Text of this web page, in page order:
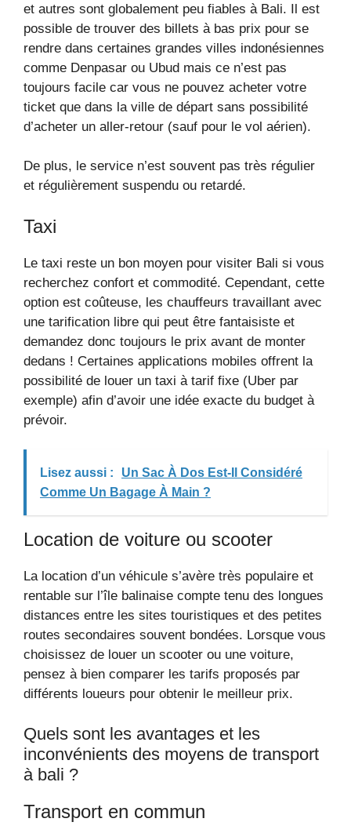
et autres sont globalement peu fiables à Bali. Il est
possible de trouver des billets à bas prix pour se
rendre dans certaines grandes villes indonésiennes
comme Denpasar ou Ubud mais ce n’est pas
toujours facile car vous ne pouvez acheter votre
ticket que dans la ville de départ sans possibilité
d’acheter un aller-retour (sauf pour le vol aérien).
De plus, le service n’est souvent pas très régulier
et régulièrement suspendu ou retardé.
Taxi
Le taxi reste un bon moyen pour visiter Bali si vous
recherchez confort et commodité. Cependant, cette
option est coûteuse, les chauffeurs travaillant avec
une tarification libre qui peut être fantaisiste et
demandez donc toujours le prix avant de monter
dedans ! Certaines applications mobiles offrent la
possibilité de louer un taxi à tarif fixe (Uber par
exemple) afin d’avoir une idée exacte du budget à
prévoir.
Lisez aussi :
Un Sac À Dos Est-Il Considéré
Comme Un Bagage À Main ?
Location de voiture ou scooter
La location d’un véhicule s’avère très populaire et
rentable sur l’île balinaise compte tenu des longues
distances entre les sites touristiques et des petites
routes secondaires souvent bondées. Lorsque vous
choisissez de louer un scooter ou une voiture,
pensez à bien comparer les tarifs proposés par
différents loueurs pour obtenir le meilleur prix.
Quels sont les avantages et les
inconvénients des moyens de transport
à bali ?
Transport en commun